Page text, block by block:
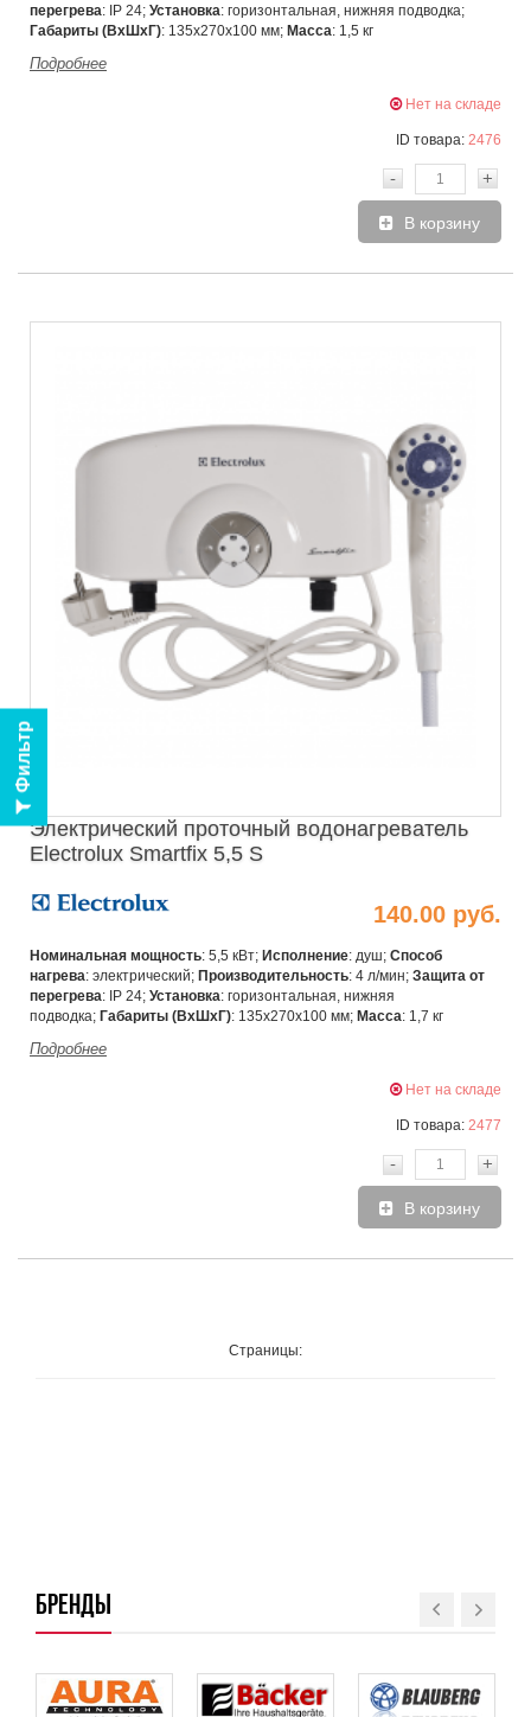
Фильтр
перегрева: IP 24; Установка: горизонтальная, нижняя подводка;
Габариты (ВхШхГ): 135x270x100 мм; Масса: 1,5 кг
Подробнее
Нет на складе
ID товара: 2476
- +
В корзину
Электрический проточный водонагреватель
Electrolux Smartfix 5,5 S
140.00 руб.
Номинальная мощность: 5,5 кВт; Исполнение: душ; Способ
нагрева: электрический; Производительность: 4 л/мин; Защита от
перегрева: IP 24; Установка: горизонтальная, нижняя
подводка; Габариты (ВхШхГ): 135x270x100 мм; Масса: 1,7 кг
Подробнее
Нет на складе
ID товара: 2477
- +
В корзину
Страницы:
БРЕНДЫ